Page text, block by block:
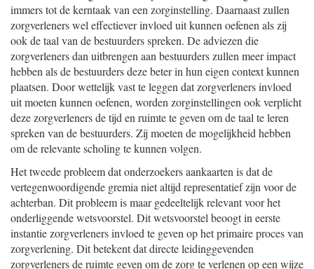
immers tot de kerntaak van een zorginstelling. Daarnaast zullen
zorgverleners wel effectiever invloed uit kunnen oefenen als zij
ook de taal van de bestuurders spreken. De adviezen die
zorgverleners dan uitbrengen aan bestuurders zullen meer impact
hebben als de bestuurders deze beter in hun eigen context kunnen
plaatsen. Door wettelijk vast te leggen dat zorgverleners invloed
uit moeten kunnen oefenen, worden zorginstellingen ook verplicht
deze zorgverleners de tijd en ruimte te geven om de taal te leren
spreken van de bestuurders. Zij moeten de mogelijkheid hebben
om de relevante scholing te kunnen volgen.
Het tweede probleem dat onderzoekers aankaarten is dat de
vertegenwoordigende gremia niet altijd representatief zijn voor de
achterban. Dit probleem is maar gedeeltelijk relevant voor het
onderliggende wetsvoorstel. Dit wetsvoorstel beoogt in eerste
instantie zorgverleners invloed te geven op het primaire proces van
zorgverlening. Dit betekent dat directe leidinggevenden
zorgverleners de ruimte geven om de zorg te verlenen op een wijze